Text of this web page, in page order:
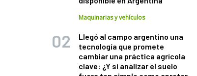
Maquinarias y vehículos
Llegó al campo argentino una
tecnología que promete
cambiar una práctica agrícola
clave: ¿Y si analizar el suelo